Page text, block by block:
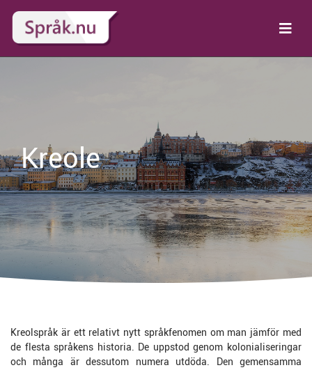
Kreole
Kreolspråk är ett relativt nytt språkfenomen om man jämför med
de flesta språkens historia. De uppstod genom kolonialiseringar
och många är dessutom numera utdöda. Den gemensamma